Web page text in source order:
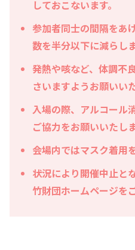
しておこないます。
参加者同士の間隔をあ
数を半分以下に減らしま
発熱や咳など、体調不
さいますようお願いい
入場の際、アルコール
ご協力をお願いいたしま
会場内ではマスク着用
状況により開催中止と
竹財団ホームページを